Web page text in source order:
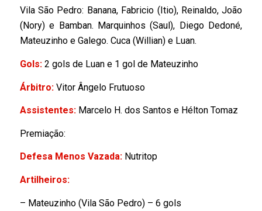
Vila São Pedro: Banana, Fabricio (Itio), Reinaldo, João
(Nory) e Bamban. Marquinhos (Saul), Diego Dedoné,
Mateuzinho e Galego. Cuca (Willian) e Luan.
Gols:2 gols de Luan e 1 gol de Mateuzinho
Árbitro:Vitor Ângelo Frutuoso
Assistentes:Marcelo H. dos Santos e Hélton Tomaz
Premiação:
Defesa Menos Vazada:Nutritop
Artilheiros:
– Mateuzinho (Vila São Pedro) – 6 gols